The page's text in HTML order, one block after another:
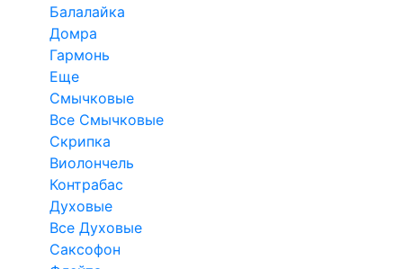
Балалайка
Домра
Гармонь
Еще
Смычковые
Все Смычковые
Скрипка
Виолончель
Контрабас
Духовые
Все Духовые
Саксофон